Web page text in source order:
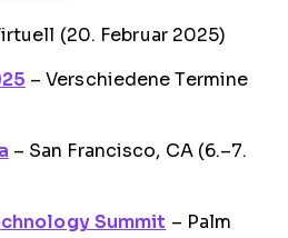
(20. Februar 2025)
– Verschiedene Termine
– San Francisco, CA (6.–7.
Summit – Palm